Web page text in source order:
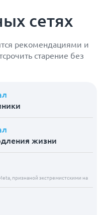
сетях
рекомендациями и
старение без
жизни
признаной экстремистскими на